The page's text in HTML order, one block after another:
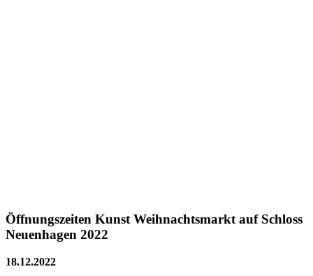
Öffnungszeiten Kunst Weihnachtsmarkt auf Schloss
Neuenhagen 2022
18.12.2022